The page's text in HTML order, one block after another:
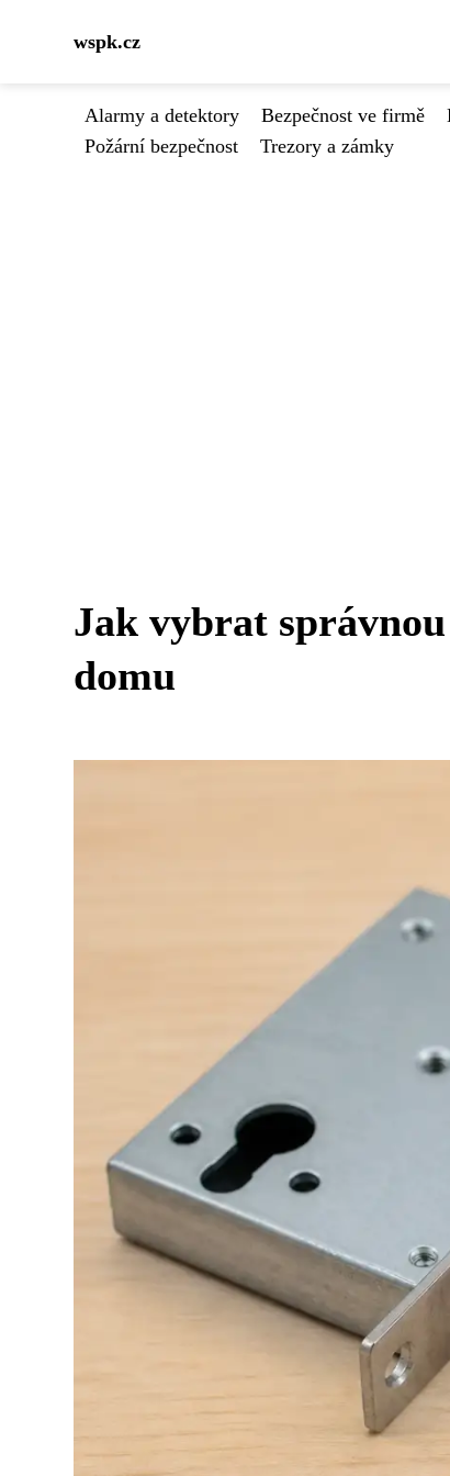
wspk.cz
Alarmy a detektory Bezpečnost ve firmě
Požární bezpečnost
Trezory a zámky
Jak vybrat
domu